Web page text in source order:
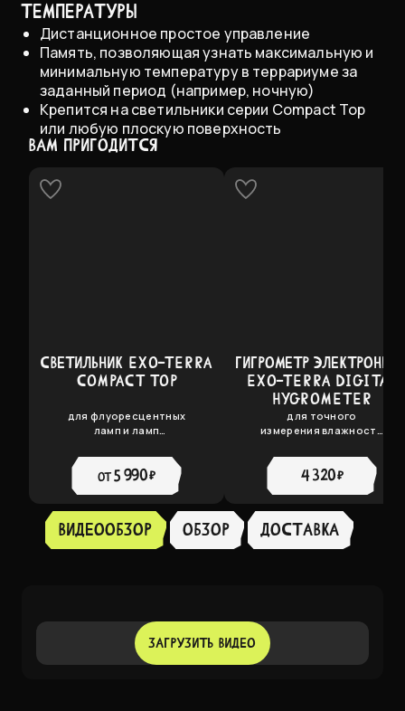
температуры
Дистанционное простое управление
Память, позволяющая узнать максимальную и
минимальную температуру в террариуме за
заданный период (например, ночную)
Крепится на светильники серии Compact Top
или любую плоскую поверхность
ВАМ ПРИГОДИТСЯ
СВЕТИЛЬНИК EXO-TERRA
COMPACT TOP
для флуоресцентных
ламп и ламп
от5 990 ₽
ГИГРОМЕТР
EXO-TERRA DIGITAL
HYGROMETER
для точного
измерения влажности
4 320 ₽
Видеообзор Обзор доставка
ЗАГРУЗИТЬ ВИДЕО